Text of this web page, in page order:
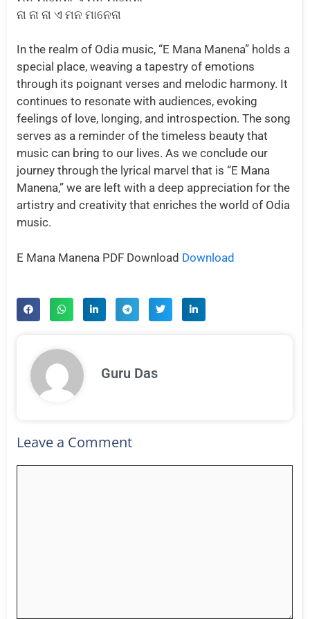
ନା ନା ନା ଏ ମନ ମାନେନା
In the realm of Odia music, “E Mana Manena” holds a
special place, weaving a tapestry of emotions
through its poignant verses and melodic harmony. It
continues to resonate with audiences, evoking
feelings of love, longing, and introspection. The song
serves as a reminder of the timeless beauty that
music can bring to our lives. As we conclude our
journey through the lyrical marvel that is “E Mana
Manena,” we are left with a deep appreciation for the
artistry and creativity that enriches the world of Odia
music.
E Mana Manena PDF Download Download
Guru Das
Leave a Comment